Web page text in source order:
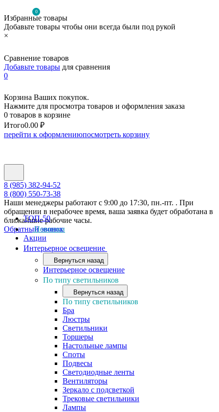
0
Избранные товары
Добавьте товары чтобы они всегда были под рукой
×
Сравнение товаров
Добавьте товары для сравнения
0
Корзина Ваших покупок.
Нажмите для просмотра товаров и оформления заказа
0 товаров в корзине
Итого0.00 ₽
перейти к оформлениюпосмотреть корзину
8 (985) 382-94-52
8 (800) 550-73-38
Наши менеджеры работают с 9:00 до 17:30, пн.-пт. . При
обращении в нерабочее время, ваша заявка будет обработана в
ближайшие рабочие часы.
Обратный звонок
ТОП-50
Новинки
Акции
Интерьерное освещение
Вернуться назад
Интерьерное освещение
По типу светильников
Вернуться назад
По типу светильников
Бра
Люстры
Светильники
Торшеры
Настольные лампы
Споты
Подвесы
Светодиодные ленты
Вентиляторы
Зеркало с подсветкой
Трековые светильники
Лампы